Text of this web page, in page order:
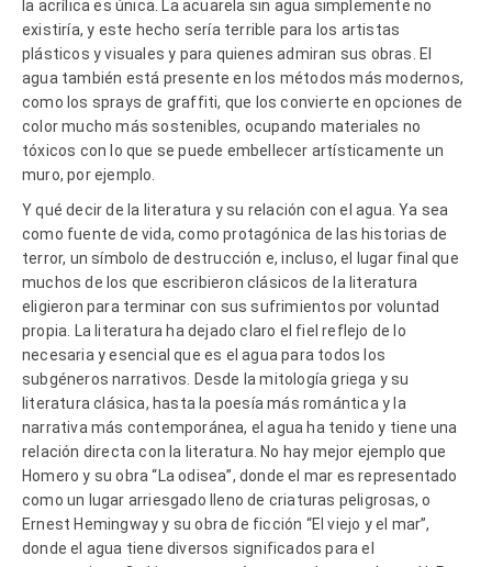
la acrílica es única. La acuarela sin agua simplemente no
existiría, y este hecho sería terrible para los artistas
plásticos y visuales y para quienes admiran sus obras. El
agua también está presente en los métodos más modernos,
como los sprays de graffiti, que los convierte en opciones de
color mucho más sostenibles, ocupando materiales no
tóxicos con lo que se puede embellecer artísticamente un
muro, por ejemplo.
Y qué decir de la literatura y su relación con el agua. Ya sea
como fuente de vida, como protagónica de las historias de
terror, un símbolo de destrucción e, incluso, el lugar final que
muchos de los que escribieron clásicos de la literatura
eligieron para terminar con sus sufrimientos por voluntad
propia. La literatura ha dejado claro el fiel reflejo de lo
necesaria y esencial que es el agua para todos los
subgéneros narrativos. Desde la mitología griega y su
literatura clásica, hasta la poesía más romántica y la
narrativa más contemporánea, el agua ha tenido y tiene una
relación directa con la literatura. No hay mejor ejemplo que
Homero y su obra “La odisea”, donde el mar es representado
como un lugar arriesgado lleno de criaturas peligrosas, o
Ernest Hemingway y su obra de ficción “El viejo y el mar”,
donde el agua tiene diversos significados para el